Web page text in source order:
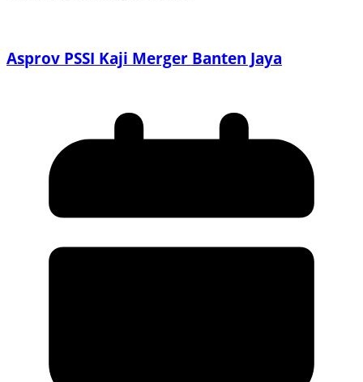
Asprov PSSI Kaji Merger Banten Jaya